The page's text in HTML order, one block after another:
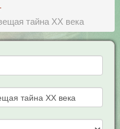
тайна ХХ века